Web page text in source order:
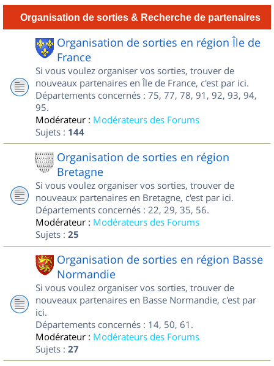
Organisation de sorties & Recherche de partenaires
Organisation de sorties en région Île de
France
Si vous voulez organiser vos sorties, trouver de
nouveaux partenaires en Île de France, c'est par ici.
Départements concernés : 75, 77, 78, 91, 92, 93, 94,
95.
Modérateur : Modérateurs des Forums
Sujets : 144
Organisation de sorties en région
Bretagne
Si vous voulez organiser vos sorties, trouver de
nouveaux partenaires en Bretagne, c'est par ici.
Départements concernés : 22, 29, 35, 56.
Modérateur : Modérateurs des Forums
Sujets : 25
Organisation de sorties en région Basse
Normandie
Si vous voulez organiser vos sorties, trouver de
nouveaux partenaires en Basse Normandie, c'est par
ici.
Départements concernés : 14, 50, 61.
Modérateur : Modérateurs des Forums
Sujets : 27